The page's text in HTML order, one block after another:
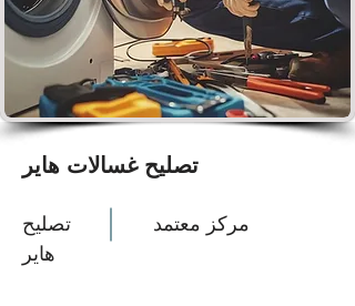
تصليح غسالات هاير
تصليح
هاير
مركز معتمد